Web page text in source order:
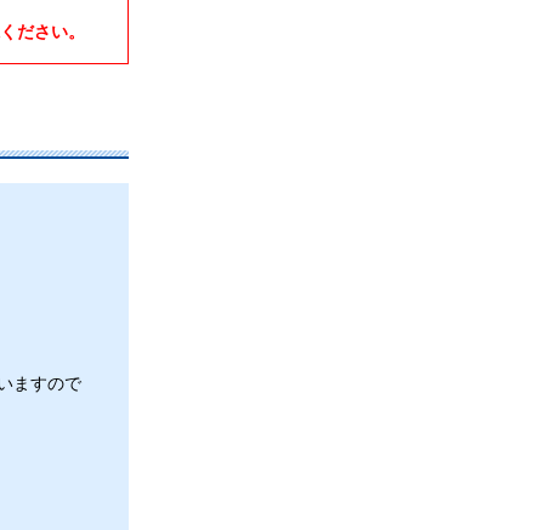
ださい。
ますので